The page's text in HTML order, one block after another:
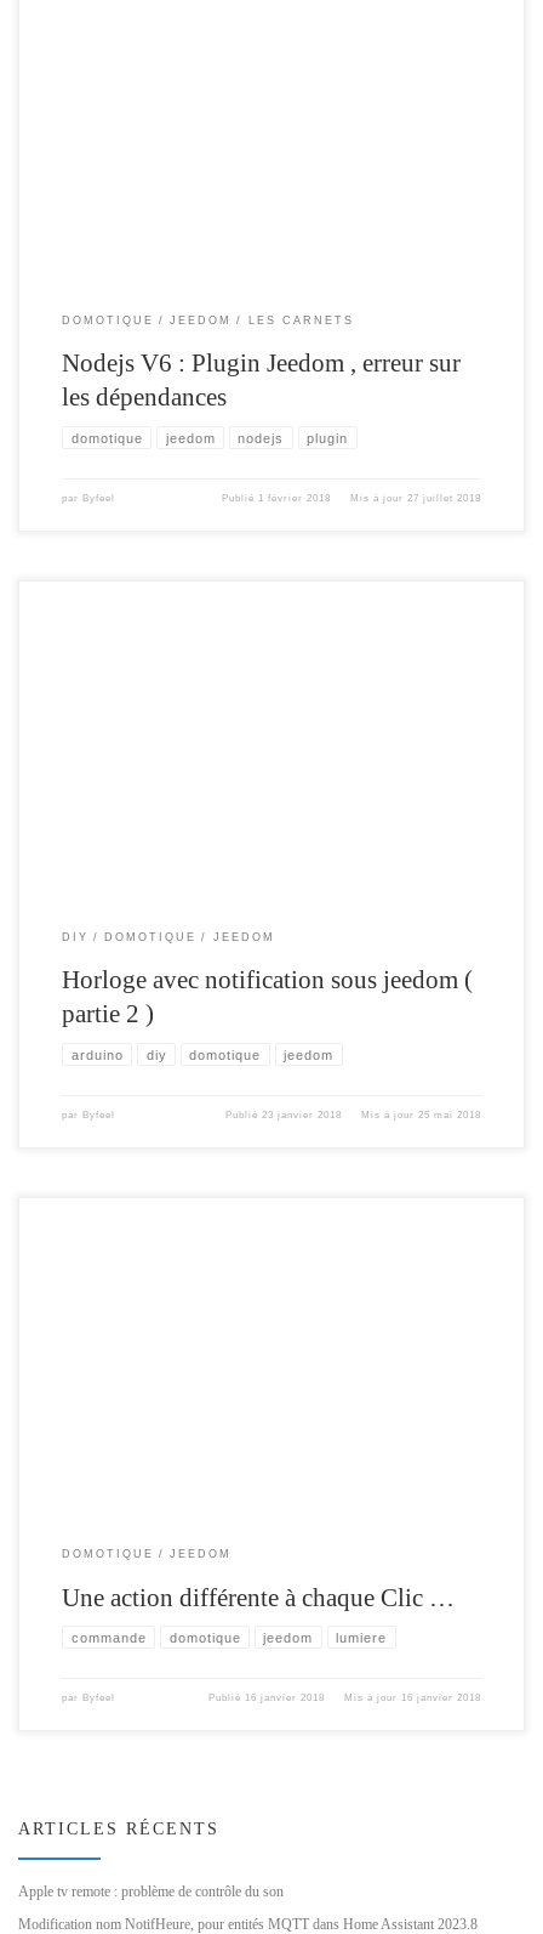
DOMOTIQUE JEEDOM LES CARNETS
Nodejs V6 : Plugin Jeedom , erreur sur
les dépendances
domotique jeedom nodejs plugin
par Byfeel Publié 1 février 2018 Mis à jour27 juillet 2018
DIY DOMOTIQUE JEEDOM
Horloge avec notification sous jeedom (
partie 2 )
arduino diy domotique jeedom
par Byfeel Publié23 janvier 2018 Mis à jour25 mai 2018
DOMOTIQUE JEEDOM
Une action différente à chaque Clic …
commande domotique jeedom lumiere
par Byfeel Publié 16 janvier 2018 Mis à jour 16 janvier 2018
ARTICLES RÉCENTS
Apple tv remote : problème de contrôle du son
Modification nom NotifHeure, pour entités MQTT dans Home Assistant 2023.8